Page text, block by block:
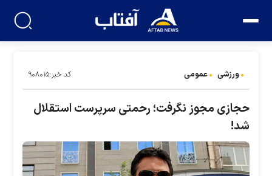
ورزشی عمومی کد خبر:۹۰۸۰۱۵
حجازی مجوز نگرفت؛ رحمتی سرپرست استقلال
شد!